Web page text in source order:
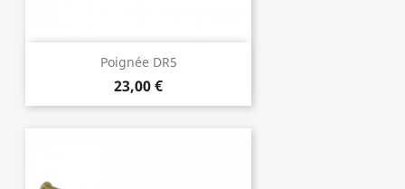
Poignée DR5
23,00 €